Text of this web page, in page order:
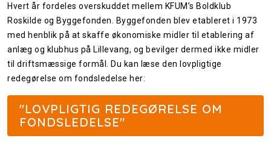
Hvert år fordeles overskuddet mellem KFUM’s Boldklub
Roskilde og Byggefonden. Byggefonden blev etableret i 1973
med henblik på at skaffe økonomiske midler til etablering af
anlæg og klubhus på Lillevang, og bevilger dermed ikke midler
til driftsmæssige formål. Du kan læse den lovpligtige
redegørelse om fondsledelse her:
"LOVPLIGTIG REDEGØRELSE OM
FONDSLEDELSE"